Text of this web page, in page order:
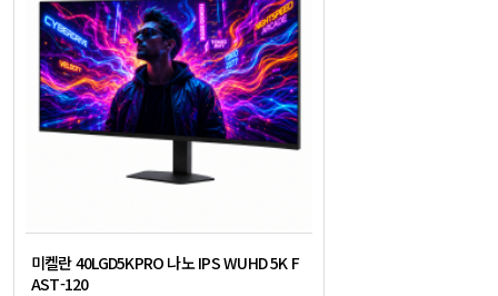
미켈란 40LGD5KPRO 나노 IPS WUHD 5K F
AST-120